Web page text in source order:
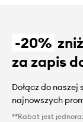
-20%
za zapis
Dołącz do
najnowszych
**Rabat jest